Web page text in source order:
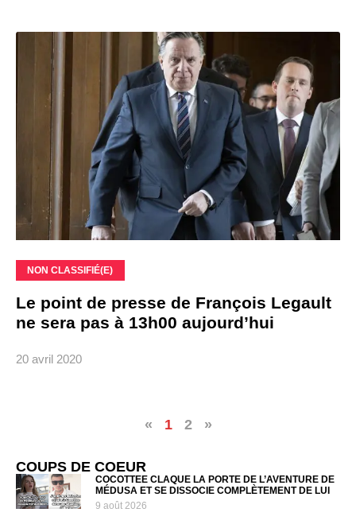
NON CLASSIFIÉ(E)
Le point de presse de François Legault
ne sera pas à 13h00 aujourd’hui
20 avril 2020
« 1 2 »
COUPS DE COEUR
COCOTTEE CLAQUE LA PORTE DE L’AVENTURE DE
MÉDUSA ET SE DISSOCIE COMPLÈTEMENT DE LUI
9 août 2026